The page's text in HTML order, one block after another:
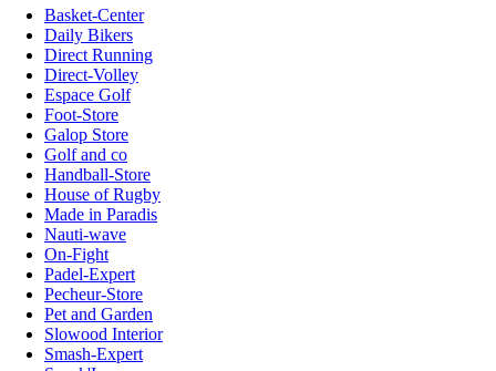
Basket-Center
Daily Bikers
Direct Running
Direct-Volley
Espace Golf
Foot-Store
Galop Store
Golf and co
Handball-Store
House of Rugby
Made in Paradis
Nauti-wave
On-Fight
Padel-Expert
Pecheur-Store
Pet and Garden
Slowood Interior
Smash-Expert